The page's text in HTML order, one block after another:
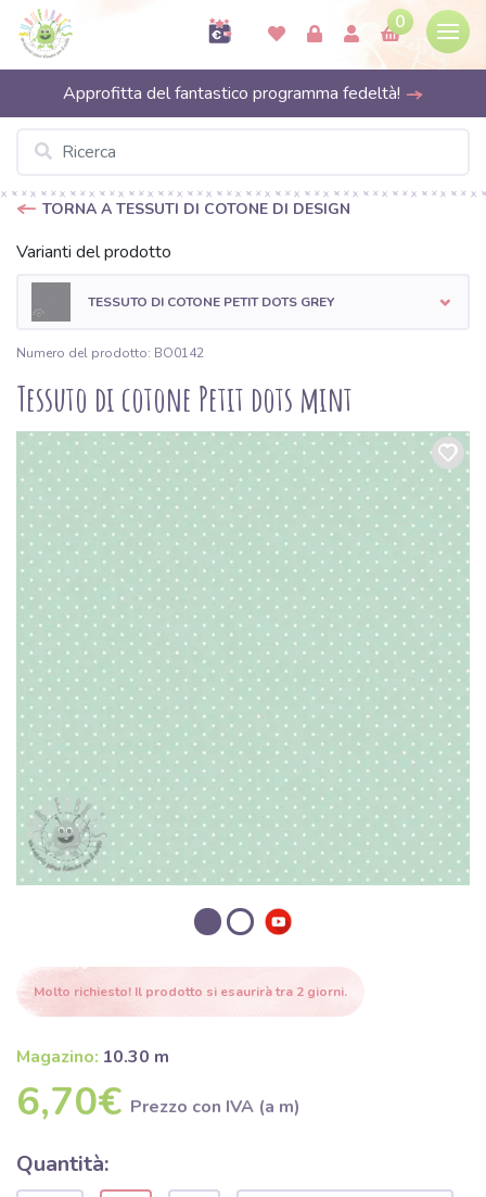
0
Approfitta del fantastico programma fedeltà!
TORNA A TESSUTI DI COTONE DI DESIGN
Varianti del prodotto
TESSUTO DI COTONE PETIT DOTS GREY
Numero del prodotto: BO0142
Tessuto di cotone Petit dots mint
Molto richiesto! Il prodotto si esaurirà tra 2 giorni.
Magazino: 10.30 m
6,70€ Prezzo con IVA (a m)
Quantità: